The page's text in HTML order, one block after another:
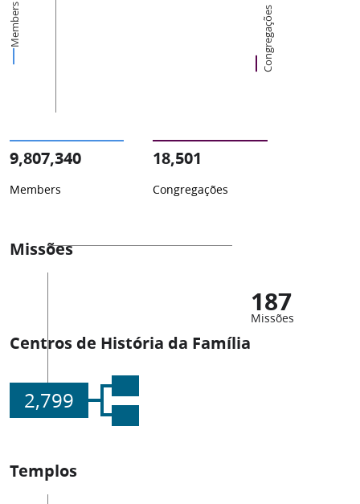
Members Congregações
9,807,340
Members
18,501
Congregações
Missões
187
Missões
Centros de História da Família
2,799
Templos